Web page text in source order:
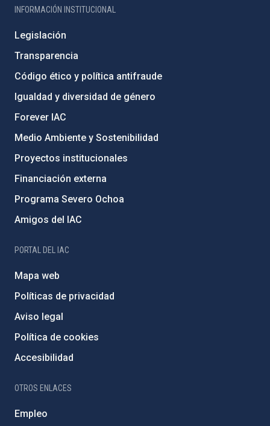
INFORMACIÓN INSTITUCIONAL
Legislación
Transparencia
Código ético y política antifraude
Igualdad y diversidad de género
Forever IAC
Medio Ambiente y Sostenibilidad
Proyectos institucionales
Financiación externa
Programa Severo Ochoa
Amigos del IAC
PORTAL DEL IAC
Mapa web
Políticas de privacidad
Aviso legal
Política de cookies
Accesibilidad
OTROS ENLACES
Empleo